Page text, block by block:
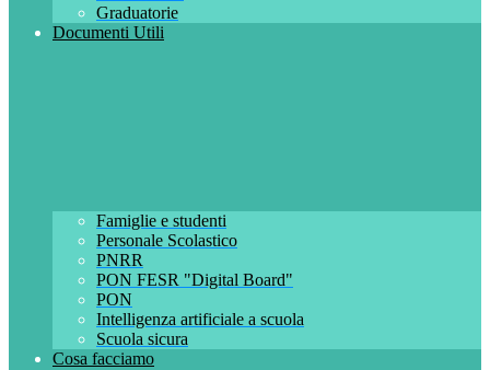
Graduatorie
Documenti Utili
Famiglie e studenti
Personale Scolastico
PNRR
PON FESR "Digital Board"
PON
Intelligenza artificiale a scuola
Scuola sicura
Cosa facciamo